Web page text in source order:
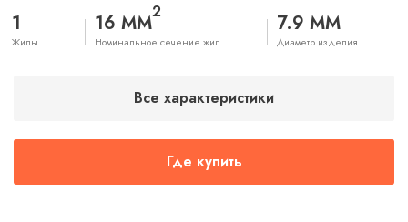
1
Жилы
16 ММ2
Номинальное сечение жил
7.9 ММ
Диаметр изделия
Все характеристики
Где купить